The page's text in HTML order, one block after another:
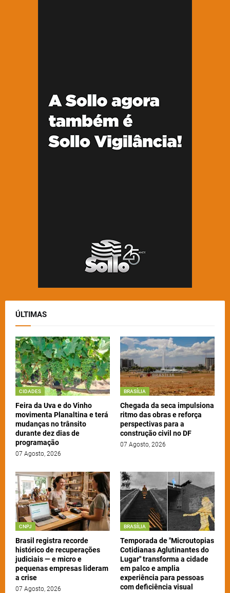
ÚLTIMAS
CIDADES
Feira da Uva e do Vinho
movimenta Planaltina e terá
mudanças no trânsito
durante dez dias de
programação
07 Agosto, 2026
BRASÍLIA
Chegada da seca impulsiona
ritmo das obras e reforça
perspectivas para a
construção civil no DF
07 Agosto, 2026
CNPJ
Brasil registra recorde
histórico de recuperações
judiciais — e micro e
pequenas empresas lideram
a crise
07 Agosto, 2026
BRASÍLIA
Temporada de "Microutopias
Cotidianas Aglutinantes do
Lugar" transforma a cidade
em palco e amplia
experiência para pessoas
com deficiência visual